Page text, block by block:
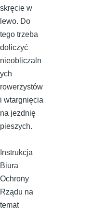
skręcie w
lewo. Do
tego trzeba
doliczyć
nieobliczaln
ych
rowerzystów
i wtargnięcia
na jezdnię
pieszych.
Instrukcja
Biura
Ochrony
Rządu na
temat